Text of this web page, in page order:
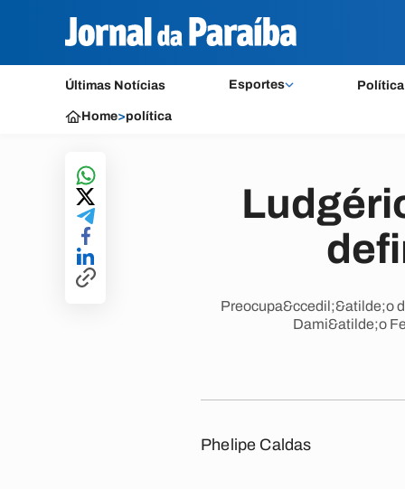
Últimas Notícias Esportes Política
Home>política
Preocupa&ccedil;&atilde;o
Dami&atilde;o
Phelipe Caldas